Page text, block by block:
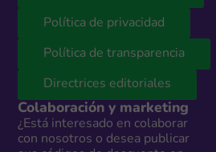
Política de privacidad
Política de transparencia
Directrices editoriales
Colaboración y marketing
¿Está interesado en colaborar
con nosotros o desea publicar